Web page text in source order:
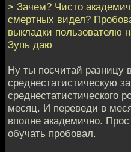
> Зачем? Чисто
смертных видел?
выкладки пользователю
Зупь даю
Ну ты посчитай разницу
среднестатистическую
среднестатистического
месяц. И переведи в
вполне академично.
обучать пробовал.